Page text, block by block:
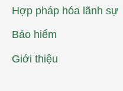
Hợp pháp hóa lãnh sự
Bảo hiểm
Giới thiệu